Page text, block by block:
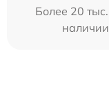
Более 20